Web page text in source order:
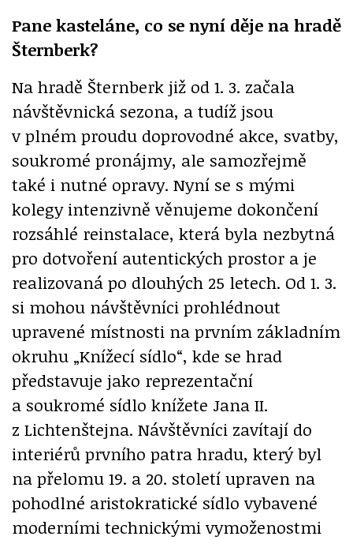
Pane kasteláne, co se nyní děje na hradě
Šternberk?
Na hradě Šternberk již od 1. 3. začala
návštěvnická sezona, a tudíž jsou
v plném proudu doprovodné akce, svatby,
soukromé pronájmy, ale samozřejmě
také i nutné opravy. Nyní se s mými
kolegy intenzivně věnujeme dokončení
rozsáhlé reinstalace, která byla nezbytná
pro dotvoření autentických prostor a je
realizovaná po dlouhých 25 letech. Od 1. 3.
si mohou návštěvníci prohlédnout
upravené místnosti na prvním základním
okruhu „Knížecí sídlo“, kde se hrad
představuje jako reprezentační
a soukromé sídlo knížete Jana II.
z Lichtenštejna. Návštěvníci zavítají do
interiérů prvního patra hradu, který byl
na přelomu 19. a 20. století upraven na
pohodlné aristokratické sídlo vybavené
moderními technickými vymoženostmi